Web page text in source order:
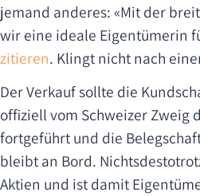
jemand anderes: «Mit der
wir eine ideale Eigentümerin
zitieren. Klingt nicht nach
Der Verkauf sollte die
offiziell vom Schweizer Zweig
fortgeführt und die
bleibt an Bord.
Aktien und ist damit